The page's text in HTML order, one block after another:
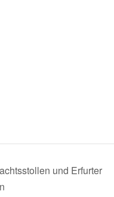
und Erfurter